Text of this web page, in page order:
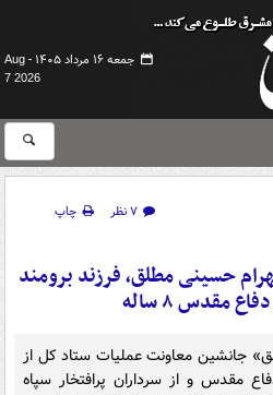
جمعه ۱۶ مرداد ۱۴۰۵ -
Aug
7 2026
۷ نظر
چاپ
حسینی مطلق، فرزند برومند
مقدس ۸ ساله
جانشین معاونت عملیات ستاد کل از
مقدس و از سرداران پرافتخار سپاه